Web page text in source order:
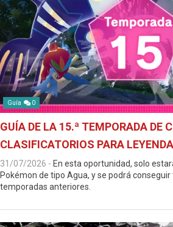
Guía 0
GUÍA DE LA 15.ª TEMPORADA DE
CLASIFICATORIOS PARA
31/07/2026 - En esta oportunidad, solo
Pokémon de tipo Agua, y se podrá
temporadas anteriores.